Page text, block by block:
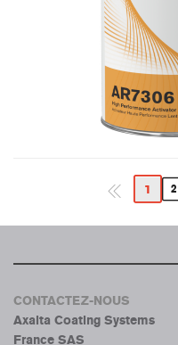
1 2
CONTACTEZ-NOUS
Axalta Coating Systems
France SAS